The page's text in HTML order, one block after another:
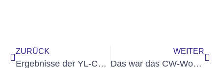
ZURÜCK
Ergebnisse der YL-CW-Party 202​5
WEITER
Das war das CW-Wochenende 2025